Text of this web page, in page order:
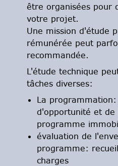
être organisées pour
votre projet.
Une mission d'étude
rémunérée peut
recommandée.
L'étude technique
tâches diverses:
La
d'opportunité et de
programme
évaluation de
programme:
charges